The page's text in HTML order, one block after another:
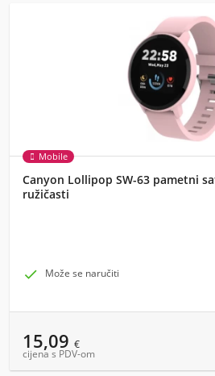
Mobile
Canyon Lollipop SW-63 pametni
ružičasti
 Može se naručiti
15,09 €
cijena s PDV-om